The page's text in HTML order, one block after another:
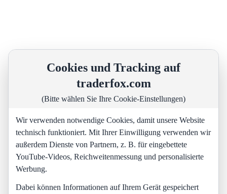
Cookies und Tracking auf
traderfox.com
(Bitte wählen Sie Ihre Cookie-Einstellungen)
Wir verwenden notwendige Cookies, damit unsere Website
technisch funktioniert. Mit Ihrer Einwilligung verwenden wir
außerdem Dienste von Partnern, z. B. für eingebettete
YouTube-Videos, Reichweitenmessung und personalisierte
Werbung.
Dabei können Informationen auf Ihrem Gerät gespeichert